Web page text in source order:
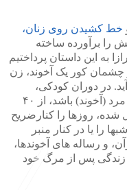
خط کشیدن روی زنان،
را برآورده ساخته
به این داستان پرداختیم
چشمان کور یک آخوند، زن
می آید. در دوران کودکی،
نوجوانی، و جوانی، باید بازیچه هوسرانی مرد (آخوند) باشد، از ۴۰
شده، روزها را کنارضریح
را یا در کنار منبر
و رساله های آخوندها،
پس از مرگ خود